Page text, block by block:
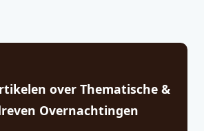
over Thematische &
Overnachtingen